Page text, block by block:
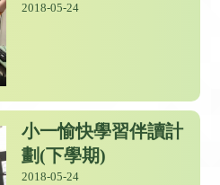
2018-05-24
小一愉快學習伴讀計
劃(下學期)
2018-05-24